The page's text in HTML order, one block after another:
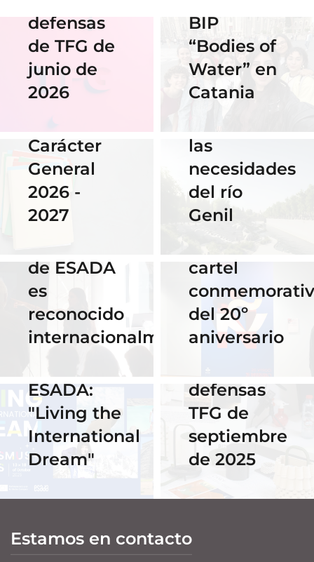
defensas
de TFG de
junio de
2026
BIP
“Bodies of
Water” en
Catania
14 Abril 2026
Carácter
General
2026 -
2027
06 Abril 2026
Cauce: El
diseño que
las
necesidades
del río
Genil
28 Noviembre
2025
de ESADA
es
reconocido
internacionalmente
18 Noviembre
2025
Nuestra
alumna
gana el
concurso
del
Instituto
Cervantes
de Praga
cartel
del 20º
aniversario
02 Octubre 2025
Celebra los
#ErasmusDays
ESADA:
"Living the
International
Dream"
16 Septiembre
2025
Horario y
acceso al
streaming
de las
defensas
TFG de
septiembre
de 2025
Estamos en contacto